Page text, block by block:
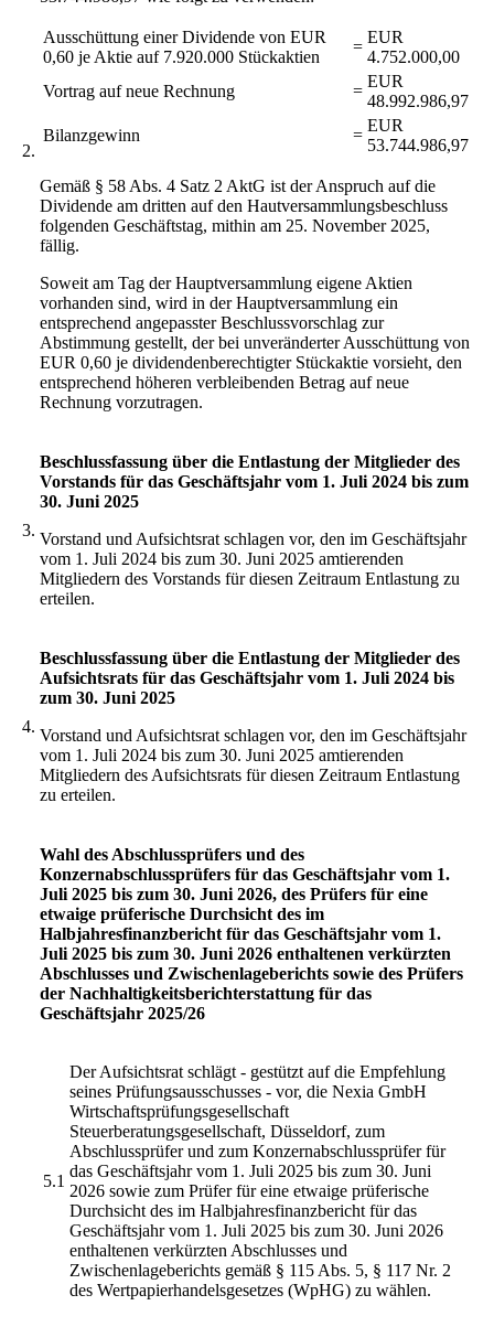
2.
Ausschüttung einer Dividende von EUR
0,60 je Aktie auf 7.920.000 Stückaktien
=
EUR
4.752.000,00
Vortrag auf neue Rechnung
=
EUR
48.992.986,97
Bilanzgewinn
=
EUR
53.744.986,97
Gemäß § 58 Abs. 4 Satz 2 AktG ist der Anspruch auf die
Dividende am dritten auf den Hautversammlungsbeschluss
folgenden Geschäftstag, mithin am 25. November 2025,
fällig.
Soweit am Tag der Hauptversammlung eigene Aktien
vorhanden sind, wird in der Hauptversammlung ein
entsprechend angepasster Beschlussvorschlag zur
Abstimmung gestellt, der bei unveränderter Ausschüttung von
EUR 0,60 je dividendenberechtigter Stückaktie vorsieht, den
entsprechend höheren verbleibenden Betrag auf neue
Rechnung vorzutragen.
3.
Beschlussfassung über die Entlastung der Mitglieder des
Vorstands für das Geschäftsjahr vom 1. Juli 2024 bis zum
30. Juni 2025
Vorstand und Aufsichtsrat schlagen vor, den im Geschäftsjahr
vom 1. Juli 2024 bis zum 30. Juni 2025 amtierenden
Mitgliedern des Vorstands für diesen Zeitraum Entlastung zu
erteilen.
4.
Beschlussfassung über die Entlastung der Mitglieder des
Aufsichtsrats für das Geschäftsjahr vom 1. Juli 2024 bis
zum 30. Juni 2025
Vorstand und Aufsichtsrat schlagen vor, den im Geschäftsjahr
vom 1. Juli 2024 bis zum 30. Juni 2025 amtierenden
Mitgliedern des Aufsichtsrats für diesen Zeitraum Entlastung
zu erteilen.
Wahl des Abschlussprüfers und des
Konzernabschlussprüfers für das Geschäftsjahr vom 1.
Juli 2025 bis zum 30. Juni 2026, des Prüfers für eine
etwaige prüferische Durchsicht des im
Halbjahresfinanzbericht für das Geschäftsjahr vom 1.
Juli 2025 bis zum 30. Juni 2026 enthaltenen verkürzten
Abschlusses und Zwischenlageberichts sowie des Prüfers
der Nachhaltigkeitsberichterstattung für das
Geschäftsjahr 2025/26
5.1
Der Aufsichtsrat schlägt - gestützt auf die Empfehlung
seines Prüfungsausschusses - vor, die Nexia GmbH
Wirtschaftsprüfungsgesellschaft
Steuerberatungsgesellschaft, Düsseldorf, zum
Abschlussprüfer und zum Konzernabschlussprüfer für
das Geschäftsjahr vom 1. Juli 2025 bis zum 30. Juni
2026 sowie zum Prüfer für eine etwaige prüferische
Durchsicht des im Halbjahresfinanzbericht für das
Geschäftsjahr vom 1. Juli 2025 bis zum 30. Juni 2026
enthaltenen verkürzten Abschlusses und
Zwischenlageberichts gemäß § 115 Abs. 5, § 117 Nr. 2
des Wertpapierhandelsgesetzes (WpHG) zu wählen.